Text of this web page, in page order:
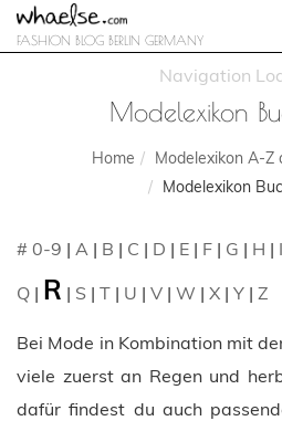
FASHION BLOG BERLIN GERMANY
Modelexikon
Home
Modelexikon A-Z
Modelexikon
# 0-9 | A | B | C | D | E | F | G | H | I
Q | R | S | T | U | V | W | X | Y | Z
Bei Mode in Kombination mit
viele zuerst an Regen und
dafür findest du auch